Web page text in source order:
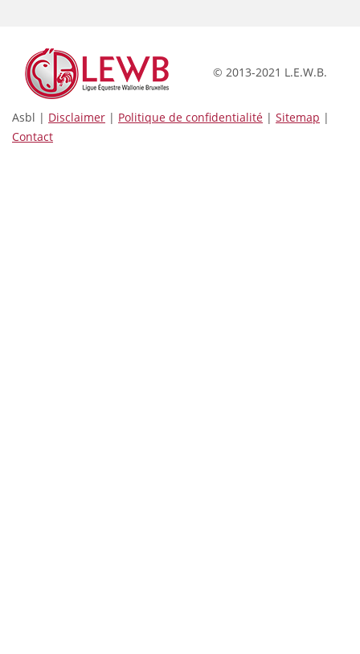
© 2013-2021 L.E.W.B.
Asbl | Disclaimer | Politique de confidentialité | Sitemap |
Contact